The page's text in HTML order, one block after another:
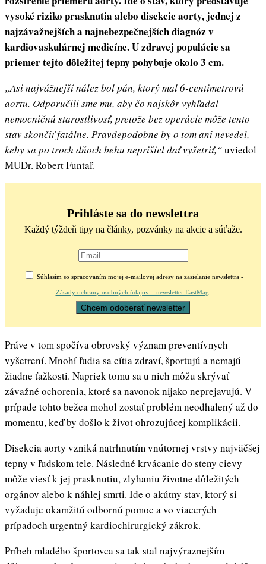
vysoké riziko prasknutia alebo disekcie aorty, jednej z
najzávažnejších a najnebezpečnejších diagnóz v
kardiovaskulárnej medicíne. U zdravej populácie sa
priemer tejto dôležitej tepny pohybuje okolo 3 cm.
„Asi najvážnejší nález bol pán, ktorý mal 6-centimetrovú
aortu. Odporučili sme mu, aby čo najskôr vyhľadal
nemocničnú starostlivosť, pretože bez operácie môže tento
stav skončiť fatálne. Pravdepodobne by o tom ani nevedel,
keby sa po troch dňoch behu neprišiel dať vyšetriť,“uviedol
MUDr. Robert Funtaľ.
Prihláste sa do newslettra
Každý týždeň tipy na články, pozvánky na akcie a súťaže.
Súhlasím so spracovaním mojej e-mailovej adresy na zasielanie newslettra -
Zásady ochrany osobných údajov – newsletter EastMag
Práve v tom spočíva obrovský význam preventívnych
vyšetrení. Mnohí ľudia sa cítia zdraví, športujú a nemajú
žiadne ťažkosti. Napriek tomu sa u nich môžu skrývať
závažné ochorenia, ktoré sa navonok nijako neprejavujú. V
prípade tohto bežca mohol zostať problém neodhalený až do
momentu, keď by došlo k život ohrozujúcej komplikácii.
Disekcia aorty vzniká natrhnutím vnútornej vrstvy najväčšej
tepny v ľudskom tele. Následné krvácanie do steny cievy
môže viesť k jej prasknutiu, zlyhaniu životne dôležitých
orgánov alebo k náhlej smrti. Ide o akútny stav, ktorý si
vyžaduje okamžitú odbornú pomoc a vo viacerých
prípadoch urgentný kardiochirurgický zákrok.
Príbeh mladého športovca sa tak stal najvýraznejším